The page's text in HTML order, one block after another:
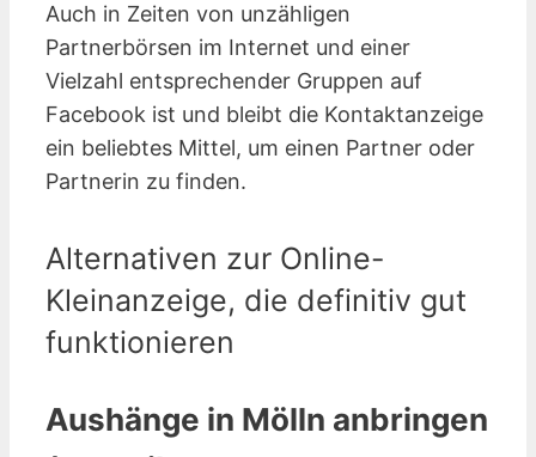
Auch in Zeiten von unzähligen
Partnerbörsen im Internet und einer
Vielzahl entsprechender Gruppen auf
Facebook ist und bleibt die Kontaktanzeige
ein beliebtes Mittel, um einen Partner oder
Partnerin zu finden.
Alternativen zur Online-
Kleinanzeige, die definitiv gut
funktionieren
Aushänge in Mölln anbringen